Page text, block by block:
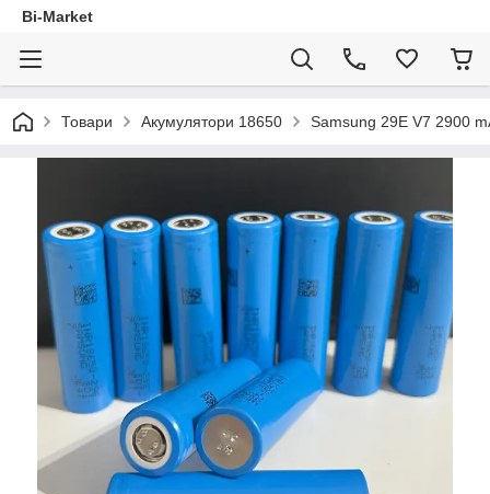
Bi-Market
Товари Акумулятори 18650 Samsung 29E V7 2900